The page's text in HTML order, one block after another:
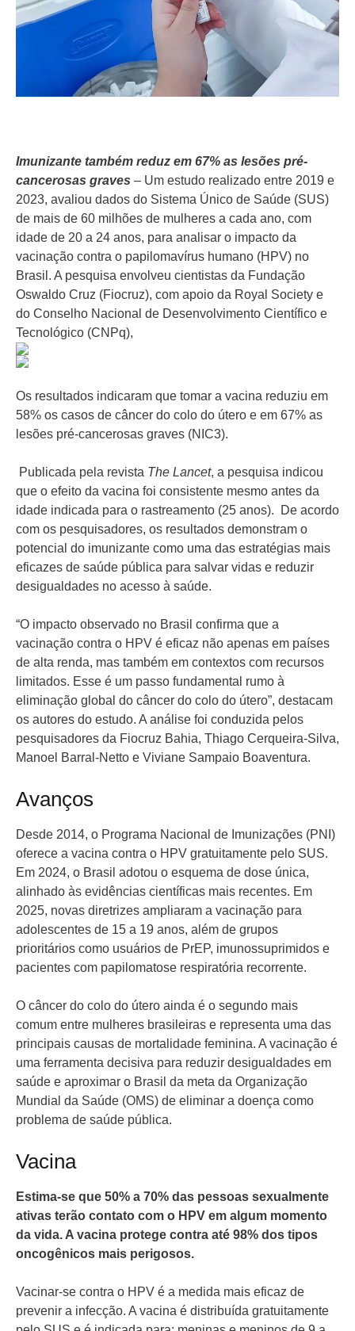
Imunizante também reduz em 67% as lesões pré-
cancerosas graves – Um estudo realizado entre 2019 e
2023, avaliou dados do Sistema Único de Saúde (SUS)
de mais de 60 milhões de mulheres a cada ano, com
idade de 20 a 24 anos, para analisar o impacto da
vacinação contra o papilomavírus humano (HPV) no
Brasil. A pesquisa envolveu cientistas da Fundação
Oswaldo Cruz (Fiocruz), com apoio da Royal Society e
do Conselho Nacional de Desenvolvimento Científico e
Tecnológico (CNPq),
Os resultados indicaram que tomar a vacina reduziu em
58% os casos de câncer do colo do útero e em 67% as
lesões pré-cancerosas graves (NIC3).
Publicada pela revista The Lancet, a pesquisa indicou
que o efeito da vacina foi consistente mesmo antes da
idade indicada para o rastreamento (25 anos). De acordo
com os pesquisadores, os resultados demonstram o
potencial do imunizante como uma das estratégias mais
eficazes de saúde pública para salvar vidas e reduzir
desigualdades no acesso à saúde.
“O impacto observado no Brasil confirma que a
vacinação contra o HPV é eficaz não apenas em países
de alta renda, mas também em contextos com recursos
limitados. Esse é um passo fundamental rumo à
eliminação global do câncer do colo do útero”, destacam
os autores do estudo. A análise foi conduzida pelos
pesquisadores da Fiocruz Bahia, Thiago Cerqueira-Silva,
Manoel Barral-Netto e Viviane Sampaio Boaventura.
Avanços
Desde 2014, o Programa Nacional de Imunizações (PNI)
oferece a vacina contra o HPV gratuitamente pelo SUS.
Em 2024, o Brasil adotou o esquema de dose única,
alinhado às evidências científicas mais recentes. Em
2025, novas diretrizes ampliaram a vacinação para
adolescentes de 15 a 19 anos, além de grupos
prioritários como usuários de PrEP, imunossuprimidos e
pacientes com papilomatose respiratória recorrente.
O câncer do colo do útero ainda é o segundo mais
comum entre mulheres brasileiras e representa uma das
principais causas de mortalidade feminina. A vacinação é
uma ferramenta decisiva para reduzir desigualdades em
saúde e aproximar o Brasil da meta da Organização
Mundial da Saúde (OMS) de eliminar a doença como
problema de saúde pública.
Vacina
Estima-se que 50% a 70% das pessoas sexualmente
ativas terão contato com o HPV em algum momento
da vida. A vacina protege contra até 98% dos tipos
oncogênicos mais perigosos.
Vacinar-se contra o HPV é a medida mais eficaz de
prevenir a infecção. A vacina é distribuída gratuitamente